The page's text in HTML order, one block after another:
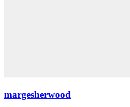
margesherwood